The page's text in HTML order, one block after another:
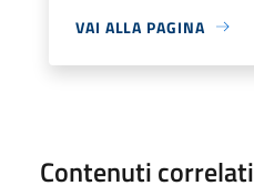
VAI ALLA PAGINA
Contenuti correlati